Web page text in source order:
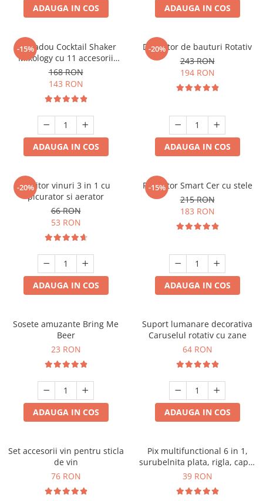
ADAUGA IN COS ADAUGA IN COS
-15%
Set cadou Cocktail Shaker
Mixology cu 11 accesorii
750ml Argintiu
168 RON
143 RON
ADAUGA IN COS
-20%
Decantor de bauturi Rotativ
243 RON
194 RON
ADAUGA IN COS
-20%
Racitor vinuri 3 in 1 cu
picurator si aerator
66 RON
53 RON
ADAUGA IN COS
-15%
Proiector Smart Cer cu stele
215 RON
183 RON
ADAUGA IN COS
Sosete amuzante Bring Me
Beer
23 RON
ADAUGA IN COS
Suport lumanare decorativa
Caruselul rotativ cu zane
64 RON
ADAUGA IN COS
Set accesorii vin pentru sticla
de vin
76 RON
Pix multifunctional 6 in 1,
surubelnita plata, rigla, capat
touchscreen, nivela cu bula
39 RON